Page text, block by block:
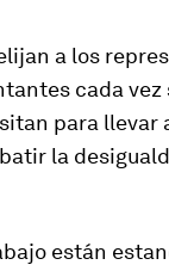
a los
cada vez
para llevar
la
están